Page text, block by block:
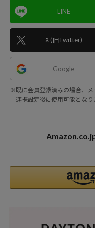
LINE
X (旧Twitter)
Google
※既に会員登録済みの場合、メ
連携設定後に使用可能となり